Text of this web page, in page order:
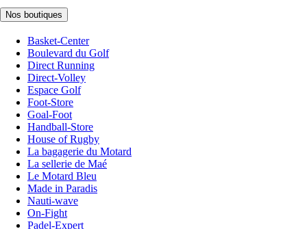
Nos boutiques
Basket-Center
Boulevard du Golf
Direct Running
Direct-Volley
Espace Golf
Foot-Store
Goal-Foot
Handball-Store
House of Rugby
La bagagerie du Motard
La sellerie de Maé
Le Motard Bleu
Made in Paradis
Nauti-wave
On-Fight
Padel-Expert